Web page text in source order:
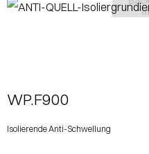
WP.F900
Isolierende Anti-Schwellung